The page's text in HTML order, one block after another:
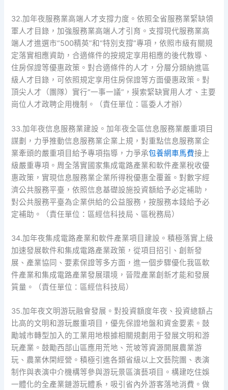
32.加年夜服務業高端人才支撐力度。依照全省服務業緊缺領
軍人才目錄，加強服務業高端人才引育。支撐現代服務業高
端人才進選市“500精英”和“特別支撐”專項，依照市級有關規
定落實相應資助，合適條件的按規定享用相應的後代教導、
住房保證等優惠政策。對合適條件的人才，分層分類納進區
級人才目錄，可依照規定享用住房保證等方面優惠政策。對
頂尖人才（團隊）實行“一事一議”，摸索緊缺實用人才、主要
崗位人才政聘企用機制。（責任單位：區委人才辦）
33.加年夜信息服務業建設。加年夜全區信息服務業嚴重項目
謀劃，力爭推動信息服務業企業上規，對重點信息服務業企
業牽頭的嚴重項目給予專項指導，力爭承包養網車馬費接上
級嚴重專項。周全落實國家集成電路產業和軟件產業稅收優
惠政策，實現信息服務業企業所得稅優惠全覆蓋。對數字經
濟公共服務平臺，依照信息基礎設施投資額給予必定補助，
對公共服務平臺為企業供給的公益服務，按服務本錢給予必
定補助。（責任單位：區經信科技局、區稅務局）
34.加年夜集成電路產業和軟件產業項目建設。積極落實上級
加速發展軟件和集成電路產業政策，從項目招引、創新發
展、產業協同、要素保證等多方面，進一個步驟優化我區軟
件產業和集成電路產業發展環境，晉陞產業創新才能和發展
質量。（責任單位：區經信科技局）
35.加年夜文明游玩融會發展。對投資額度年夜、投資總額占
比高的文明和游玩嚴重項目，優先保證地盤和資金要素。鼓
勵城市轉型加入的工業用地根據相關規劃用于發展文明和游
玩產業。鼓勵西部山區應用荒地、荒坡等資源開展農業游
玩、農業休閑經營。積極引進各類省級以上文藝院團、表演
制作與表演中介機構等參與游玩景區演藝項目。構建吃住娛
一體化的全產業鏈游玩體系，吸引省內外游客落地消費。做